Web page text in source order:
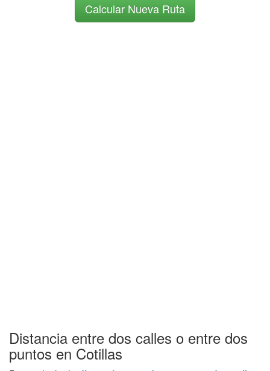
Calcular Nueva Ruta
Distancia entre dos calles o entre dos
puntos en Cotillas